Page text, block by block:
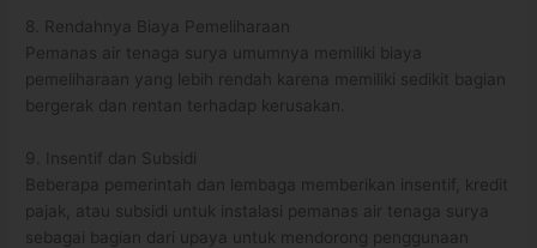
8. Rendahnya Biaya Pemeliharaan
Pemanas air tenaga surya umumnya memiliki biaya
pemeliharaan yang lebih rendah karena memiliki sedikit bagian
bergerak dan rentan terhadap kerusakan.
9. Insentif dan Subsidi
Beberapa pemerintah dan lembaga memberikan insentif, kredit
pajak, atau subsidi untuk instalasi pemanas air tenaga surya
sebagai bagian dari upaya untuk mendorong penggunaan